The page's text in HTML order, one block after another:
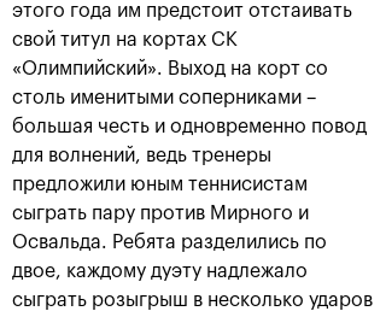
Даниил Медведев:
«Невозможно все
время играть на
максимуме своих
20 октября, 21:00
Дарья Касаткина: «Я
всегда мечтала
выиграть ВТБ Кубок
Кремля именно в
Дарья Касаткина стала
Даниил Медведев:
этого года им предстоит отстаивать
свой титул на кортах СК
«Олимпийский». Выход на корт со
столь именитыми соперниками –
большая честь и одновременно повод
для волнений, ведь тренеры
предложили юным теннисистам
сыграть пару против Мирного и
Освальда. Ребята разделились по
двое, каждому дуэту надлежало
сыграть розыгрыш в несколько ударов